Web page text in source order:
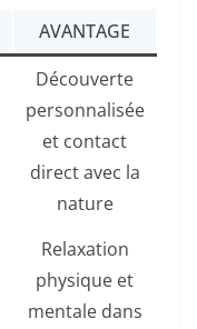
AVANTAGE
Découverte
personnalisée
et contact
direct avec la
nature
Relaxation
physique et
mentale dans